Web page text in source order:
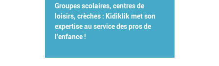
Groupes scolaires, centres de
loisirs, crèches : Kidiklik met son
expertise au service des pros de
l'enfance !